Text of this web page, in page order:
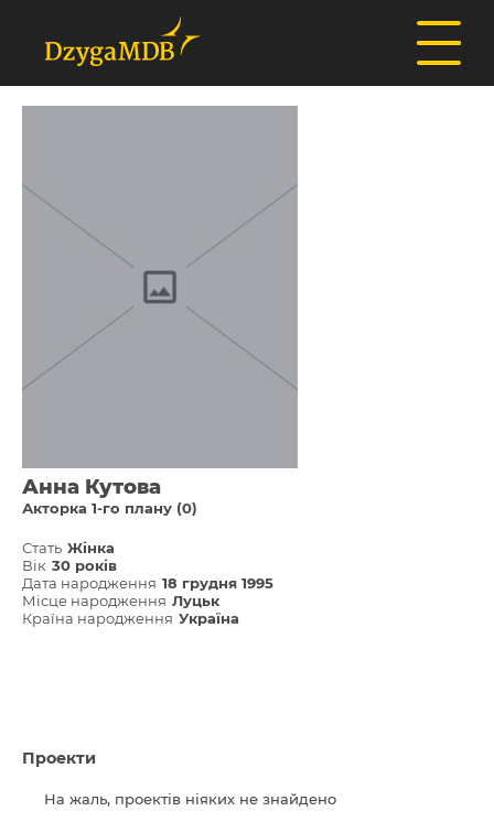
Анна Кутова
Акторка 1-го плану (0)
Стать Жінка
Вік 30 років
Дата народження 18 грудня 1995
Місце народження Луцьк
Країна народження Україна
Проекти
На жаль, проектів ніяких не знайдено